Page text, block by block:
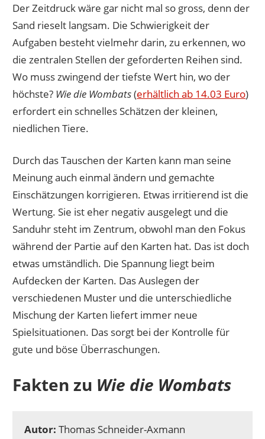
Der Zeitdruck wäre gar nicht mal so gross, denn der
Sand rieselt langsam. Die Schwierigkeit der
Aufgaben besteht vielmehr darin, zu erkennen, wo
die zentralen Stellen der geforderten Reihen sind.
Wo muss zwingend der tiefste Wert hin, wo der
höchste? Wie die Wombats(erhältlich ab 14.03 Euro)
erfordert ein schnelles Schätzen der kleinen,
niedlichen Tiere.
Durch das Tauschen der Karten kann man seine
Meinung auch einmal ändern und gemachte
Einschätzungen korrigieren. Etwas irritierend ist die
Wertung. Sie ist eher negativ ausgelegt und die
Sanduhr steht im Zentrum, obwohl man den Fokus
während der Partie auf den Karten hat. Das ist doch
etwas umständlich. Die Spannung liegt beim
Aufdecken der Karten. Das Auslegen der
verschiedenen Muster und die unterschiedliche
Mischung der Karten liefert immer neue
Spielsituationen. Das sorgt bei der Kontrolle für
gute und böse Überraschungen.
Fakten zu Wie die Wombats
Autor: Thomas Schneider-Axmann